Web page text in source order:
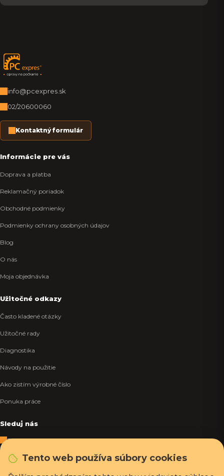
Tento web používa súbory cookies
Zápätie
info@pcexpres.sk
02/20600060
Kontaktný formulár
Informácie pre vás
Doprava a platba
Reklamačný poriadok
Obchodné podmienky
Podmienky ochrany osobných údajov
Blog
O nás
Moja objednávka
Užitočné odkazy
Často kladené otázky
Užitočné rady
Diagnostika
Návody na použitie
Ako zistím výrobné číslo
Ponuka práce
Sleduj nás
Facebook
Instagram
Tiktok